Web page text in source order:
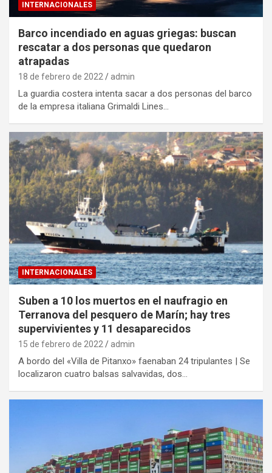
INTERNACIONALES
Barco incendiado en aguas griegas: buscan
rescatar a dos personas que quedaron
atrapadas
18 de febrero de 2022 admin
La guardia costera intenta sacar a dos personas del barco
de la empresa italiana Grimaldi Lines…
INTERNACIONALES
Suben a 10 los muertos en el naufragio en
Terranova del pesquero de Marín; hay tres
supervivientes y 11 desaparecidos
15 de febrero de 2022 admin
A bordo del «Villa de Pitanxo» faenaban 24 tripulantes | Se
localizaron cuatro balsas salvavidas, dos…